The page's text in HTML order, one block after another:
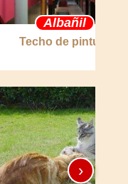
Albañil
Techo de pintura
›